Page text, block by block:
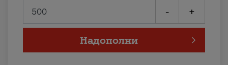
- +
Надополни